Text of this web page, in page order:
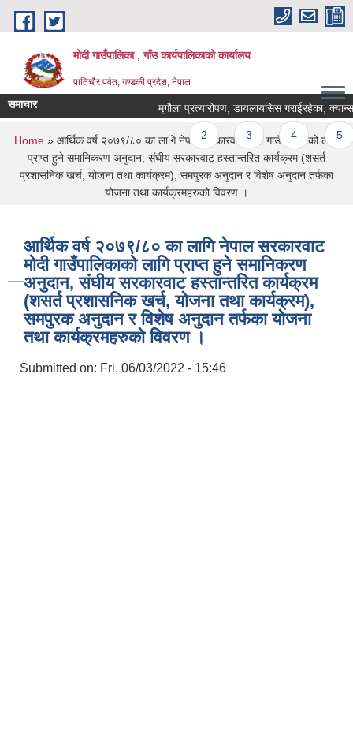
Skip to main content
मोदी गाउँपालिका , गाँउ कार्यपालिकाको कार्यालय
पातिचौर पर्वत, गण्डकी प्रदेश, नेपाल
समाचार मृगौला प्रत्यारोपण, डायलायसिस गराईरहेका,
Pages
1 2 3 4 5
You are here
Home » आर्थिक वर्ष २०७९/८० का लागि नेपाल सरकारवाट मोदी गाउँपालिकाको लागि
प्राप्त हुने समानिकरण अनुदान, संघीय सरकारवाट हस्तान्तरित कार्यक्रम (शसर्त
प्रशासनिक खर्च, योजना तथा कार्यक्रम), समपुरक अनुदान र विशेष अनुदान तर्फका
योजना तथा कार्यक्रमहरुको विवरण ।
आर्थिक वर्ष २०७९/८० का लागि नेपाल सरकारवाट
मोदी गाउँपालिकाको लागि प्राप्त हुने समानिकरण
अनुदान, संघीय सरकारवाट हस्तान्तरित कार्यक्रम
(शसर्त प्रशासनिक खर्च, योजना तथा कार्यक्रम),
समपुरक अनुदान र विशेष अनुदान तर्फका योजना
तथा कार्यक्रमहरुको विवरण ।
Submitted on: Fri, 06/03/2022 - 15:46